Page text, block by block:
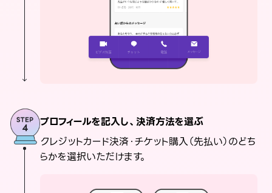
プロフィールを記入し、決済方法を選ぶ
クレジットカード決済・チケット購入（先払い）のどち
らかを選択いただけます。